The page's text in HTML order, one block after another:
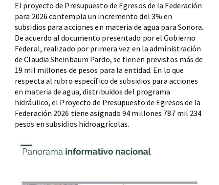
El proyecto de Presupuesto de Egresos de la Federación
para 2026 contempla un incremento del 3% en
subsidios para acciones en materia de agua para Sonora.
De acuerdo al documento presentado por el Gobierno
Federal, realizado por primera vez en la administración
de Claudia Sheinbaum Pardo, se tienen previstos más de
19 mil millones de pesos para la entidad. En lo que
respecta al rubro específico de subsidios para acciones
en materia de agua, distribuidos del programa
hidráulico, el Proyecto de Presupuesto de Egresos de la
Federación 2026 tiene asignado 94 millones 787 mil 234
pesos en subsidios hidroagrícolas.